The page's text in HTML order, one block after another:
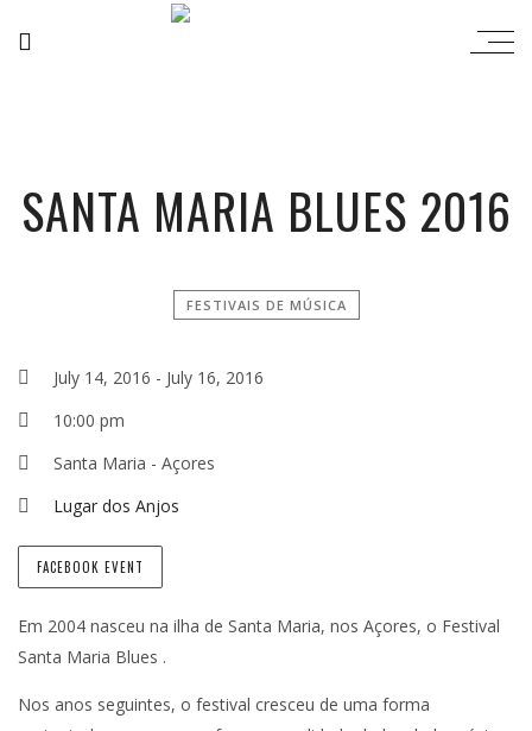
SANTA MARIA BLUES 2016
FESTIVAIS DE MÚSICA
July 14, 2016 - July 16, 2016
10:00 pm
Santa Maria - Açores
Lugar dos Anjos
FACEBOOK EVENT
Em 2004 nasceu na ilha de Santa Maria, nos Açores, o Festival
Santa Maria Blues .
Nos anos seguintes, o festival cresceu de uma forma